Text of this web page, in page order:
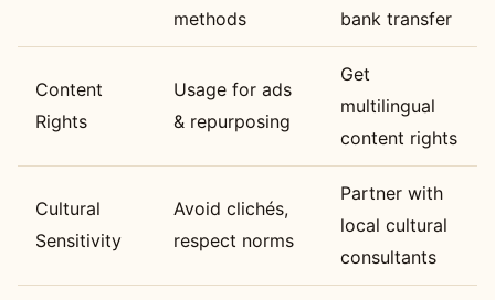
methods
bank transfer
Content
Rights
Usage for ads
& repurposing
Get
multilingual
content rights
Cultural
Sensitivity
Avoid clichés,
respect norms
Partner with
local cultural
consultants